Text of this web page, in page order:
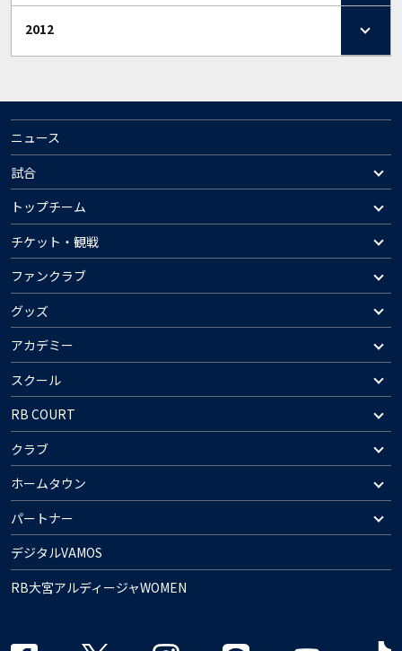
2012
ニュース
試合
トップチーム
チケット・観戦
ファンクラブ
グッズ
アカデミー
スクール
RB COURT
クラブ
ホームタウン
パートナー
デジタルVAMOS
RB大宮アルディージャWOMEN